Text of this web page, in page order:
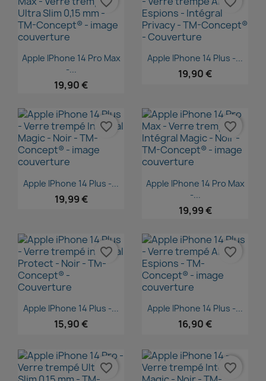
 Aperçu rapide
Apple IPhone 14 Pro Max
-...
19,90 €
Aperçu rapide
Apple IPhone 14 Plus -...
19,90 €
Aperçu rapide
Apple IPhone 14 Plus -...
19,99 €
favorite_border
 Aperçu rapide
Apple IPhone 14 Pro Max
-...
19,99 €
favorite_border
Aperçu rapide
Apple IPhone 14 Plus -...
15,90 €
favorite_border
Aperçu rapide
Apple IPhone 14 Plus -...
16,90 €
favorite_border
favorite_border favorite_border